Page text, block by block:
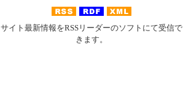
サイト最新情報をRSSリーダーのソフトにて受信で
きます。